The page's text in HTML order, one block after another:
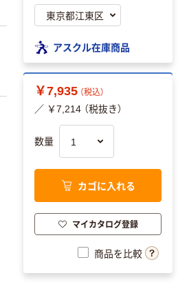
アスクル在庫商品
￥7,935 （税込）
／ ￥7,214 （税抜き）
数量
カゴに入れる
マイカタログ登録
商品を比較